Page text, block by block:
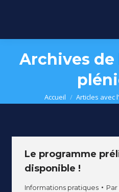
Archives de
Vous êtes ici :
Accueil Articles avec
Le programme
disponible !
Informations pratiques Par